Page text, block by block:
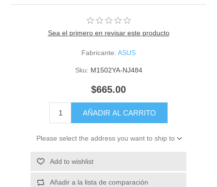
Sea el primero en revisar este producto
Fabricante: ASUS
Sku: M1502YA-NJ484
$665.00
AÑADIR AL CARRITO
Please select the address you want to ship to
Add to wishlist
Añadir a la lista de comparación